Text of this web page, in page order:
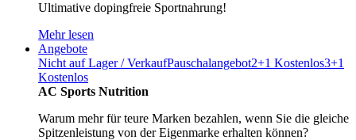
Ultimative dopingfreie Sportnahrung!
Mehr lesen
Angebote
Nicht auf Lager / VerkaufPauschalangebot2+1 Kostenlos3+1
Kostenlos
AC Sports Nutrition
Warum mehr für teure Marken bezahlen, wenn Sie die gleiche
Spitzenleistung von der Eigenmarke erhalten können?